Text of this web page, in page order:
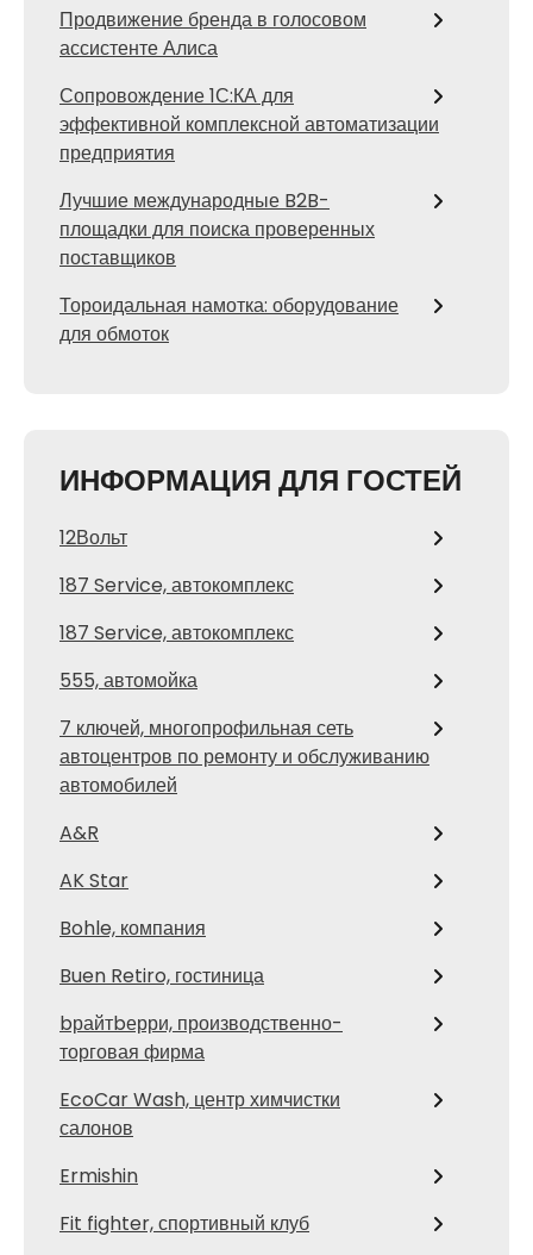
Продвижение бренда в голосовом
ассистенте Алиса
Сопровождение 1С:КА для
эффективной комплексной автоматизации
предприятия
Лучшие международные B2B-
площадки для поиска проверенных
поставщиков
Тороидальная намотка: оборудование
для обмоток
ИНФОРМАЦИЯ ДЛЯ ГОСТЕЙ
12Вольт
187 Service, автокомплекс
187 Service, автокомплекс
555, автомойка
7 ключей, многопрофильная сеть
автоцентров по ремонту и обслуживанию
автомобилей
A&R
AK Star
Bohle, компания
Buen Retiro, гостиница
bрайтbерри, производственно-
торговая фирма
EcoCar Wash, центр химчистки
салонов
Ermishin
Fit fighter, спортивный клуб